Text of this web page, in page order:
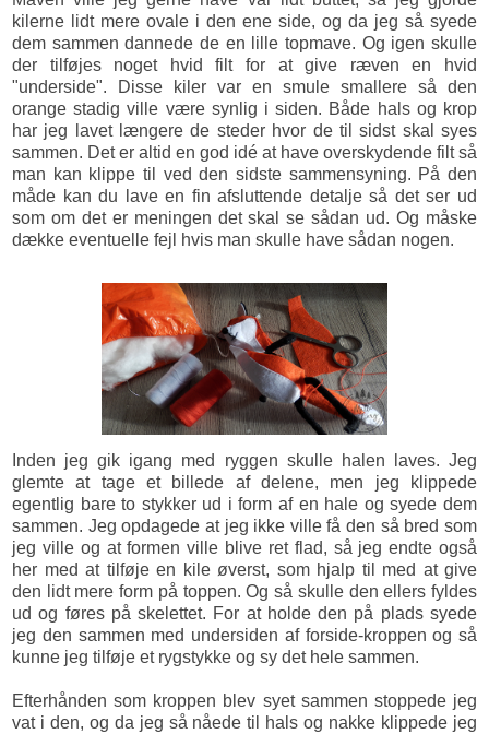
kilerne lidt mere ovale i den ene side, og da jeg så syede
dem sammen dannede de en lille topmave. Og igen skulle
der tilføjes noget hvid filt for at give ræven en hvid
"underside". Disse kiler var en smule smallere så den
orange stadig ville være synlig i siden. Både hals og krop
har jeg lavet længere de steder hvor de til sidst skal syes
sammen. Det er altid en god idé at have overskydende filt så
man kan klippe til ved den sidste sammensyning. På den
måde kan du lave en fin afsluttende detalje så det ser ud
som om det er meningen det skal se sådan ud. Og måske
dække eventuelle fejl hvis man skulle have sådan nogen.
Inden jeg gik igang med ryggen skulle halen laves. Jeg
glemte at tage et billede af delene, men jeg klippede
egentlig bare to stykker ud i form af en hale og syede dem
sammen. Jeg opdagede at jeg ikke ville få den så bred som
jeg ville og at formen ville blive ret flad, så jeg endte også
her med at tilføje en kile øverst, som hjalp til med at give
den lidt mere form på toppen. Og så skulle den ellers fyldes
ud og føres på skelettet. For at holde den på plads syede
jeg den sammen med undersiden af forside-kroppen og så
kunne jeg tilføje et rygstykke og sy det hele sammen.
Efterhånden som kroppen blev syet sammen stoppede jeg
vat i den, og da jeg så nåede til hals og nakke klippede jeg